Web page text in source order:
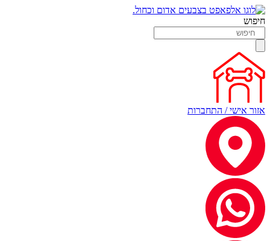
חיפוש
אזור אישי / התחברות